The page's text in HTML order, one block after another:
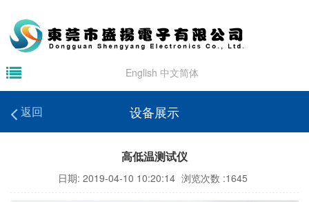
English 中文简体
返回 设备展示
高低温测试仪
日期: 2019-04-10 10:20:14 浏览次数 :1645